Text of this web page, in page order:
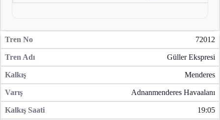
72012
Güller Ekspresi
Menderes
Adnanmenderes Havaalanı
19:05